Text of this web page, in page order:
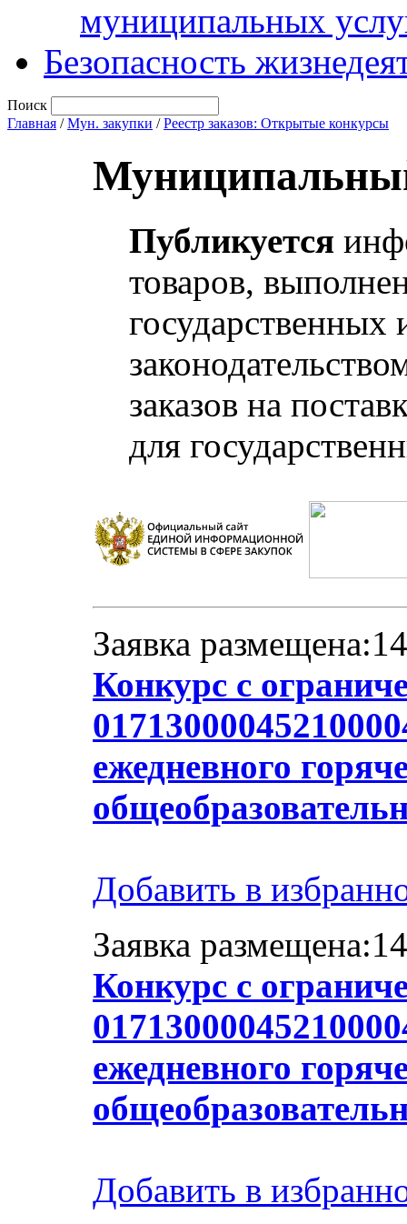
муниципальных
Безопасность
Поиск
Главная /Мун. закупки /Реестр заказов: Открытые конкурсы
Публикуется
товаров,
заказов на
для
Заявка
Конкурс с
ежедневного
Добавить в
Заявка
Конкурс с
ежедневного
Добавить в